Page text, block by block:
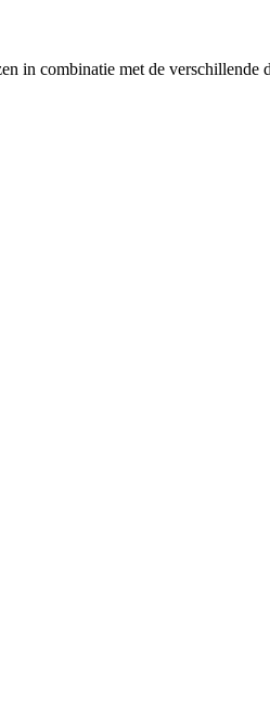
in combinatie met de verschillende